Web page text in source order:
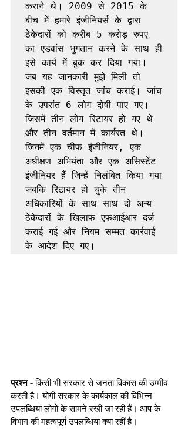
कराने थे। 2009 से 2015 के
बीच में हमारे इंजीनियर्स के द्वारा
ठेकेदारों को करीब 5 करोड़ रुपए
का एडवांस भुगतान करने के साथ ही
इसे कार्य में बुक कर दिया गया।
जब यह जानकारी मुझे मिली तो
इसकी एक विस्तृत जांच कराई। जांच
के उपरांत 6 लोग दोषी पाए गए।
जिसमें तीन लोग रिटायर हो गए थे
और तीन वर्तमान में कार्यरत थे।
जिनमें एक चीफ इंजीनियर, एक
अधीक्षण अभियंता और एक असिस्टेंट
इंजीनियर हैं जिन्हें निलंबित किया गया
जबकि रिटायर हो चुके तीन
अधिकारियों के साथ साथ दो अन्य
ठेकेदारों के खिलाफ एफआईआर दर्ज
कराई गई और नियम सम्मत कार्रवाई
प्रश्न - किसी भी सरकार से जनता विकास की उम्मीद
करती है। योगी सरकार के कार्यकाल की विभिन्न
उपलब्धियां लोगों के सामने रखी जा रही हैं। आप के
विभाग की महत्वपूर्ण उपलब्धियां क्या रहीं है।